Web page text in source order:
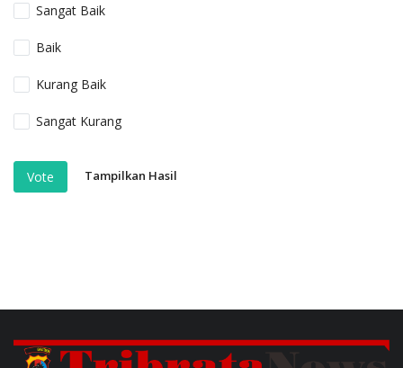
Sangat Baik
Baik
Kurang Baik
Sangat Kurang
Vote Tampilkan Hasil